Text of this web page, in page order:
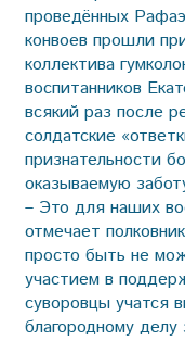
проведённых
конвоев прошли
коллектива
воспитанников
всякий раз после
солдатские
признательности
оказываемую
– Это для наших
отмечает
просто быть не
участием в
суворовцы учатся
благородному